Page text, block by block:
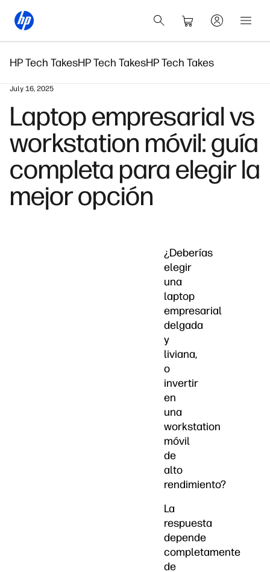
HP Tech TakesHP Tech TakesHP Tech Takes
July 16, 2025
Laptop empresarial vs
workstation móvil: guía
completa para elegir la
mejor opción
¿Deberías
elegir
una
laptop
empresarial
delgada
y
liviana,
o
invertir
en
una
workstation
móvil
de
alto
rendimiento?
La
respuesta
depende
completamente
de